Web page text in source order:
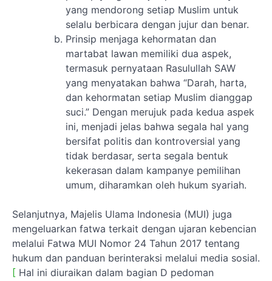
yang mendorong setiap Muslim untuk
selalu berbicara dengan jujur dan benar.
Prinsip menjaga kehormatan dan
martabat lawan memiliki dua aspek,
termasuk pernyataan Rasulullah SAW
yang menyatakan bahwa “Darah, harta,
dan kehormatan setiap Muslim dianggap
suci.” Dengan merujuk pada kedua aspek
ini, menjadi jelas bahwa segala hal yang
bersifat politis dan kontroversial yang
tidak berdasar, serta segala bentuk
kekerasan dalam kampanye pemilihan
umum, diharamkan oleh hukum syariah.
Selanjutnya, Majelis Ulama Indonesia (MUI) juga
mengeluarkan fatwa terkait dengan ujaran kebencian
melalui Fatwa MUI Nomor 24 Tahun 2017 tentang
hukum dan panduan berinteraksi melalui media sosial.
[ Hal ini diuraikan dalam bagian D pedoman